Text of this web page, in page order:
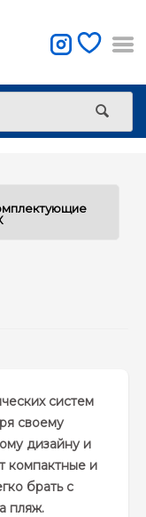
систем
своему
дизайну и
компактные и
брать с
пляж.